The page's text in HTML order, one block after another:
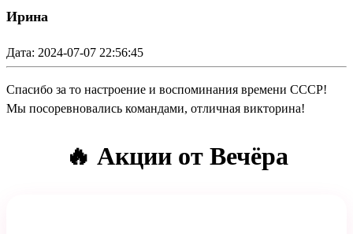
Ирина
Дата: 2024-07-07 22:56:45
Спасибо за то настроение и воспоминания времени СССР!
Мы посоревновались командами, отличная викторина!
🔥 Акции от Вечёра